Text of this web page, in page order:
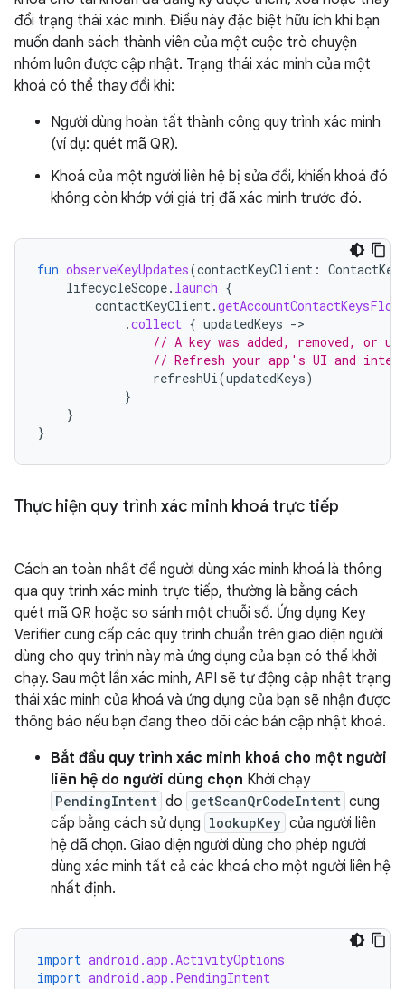
đổi trạng thái xác minh. Điều này đặc biệt hữu ích khi bạn
muốn danh sách thành viên của một cuộc trò chuyện
nhóm luôn được cập nhật. Trạng thái xác minh của một
khoá có thể thay đổi khi:
Người dùng hoàn tất thành công quy trình xác minh
(ví dụ: quét mã QR).
Khoá của một người liên hệ bị sửa đổi, khiến khoá đó
không còn khớp với giá trị đã xác minh trước đó.
fun observeKeyUpdates(contactKeyClient :
lifecycleScope. launch {
contactKeyClient.getAccountContactKeysFlow
.collect { updatedKeys -
// A key was added, removed, or
// Refresh your app's UI and
refreshUi(updatedKeys)
}
}
}
Thực hiện quy trình xác minh khoá trực tiếp
Cách an toàn nhất để người dùng xác minh khoá là thông
qua quy trình xác minh trực tiếp, thường là bằng cách
quét mã QR hoặc so sánh một chuỗi số. Ứng dụng Key
Verifier cung cấp các quy trình chuẩn trên giao diện người
dùng cho quy trình này mà ứng dụng của bạn có thể khởi
chạy. Sau một lần xác minh, API sẽ tự động cập nhật trạng
thái xác minh của khoá và ứng dụng của bạn sẽ nhận được
thông báo nếu bạn đang theo dõi các bản cập nhật khoá.
Bắt đầu quy trình xác minh khoá cho một người
liên hệ do người dùng chọn Khởi chạy
PendingIntent do getScanQrCodeIntent cung
cấp bằng cách sử dụng lookupKey của người liên
hệ đã chọn. Giao diện người dùng cho phép người
dùng xác minh tất cả các khoá cho một người liên hệ
nhất định.
import android.app.ActivityOptions
import android.app.PendingIntent